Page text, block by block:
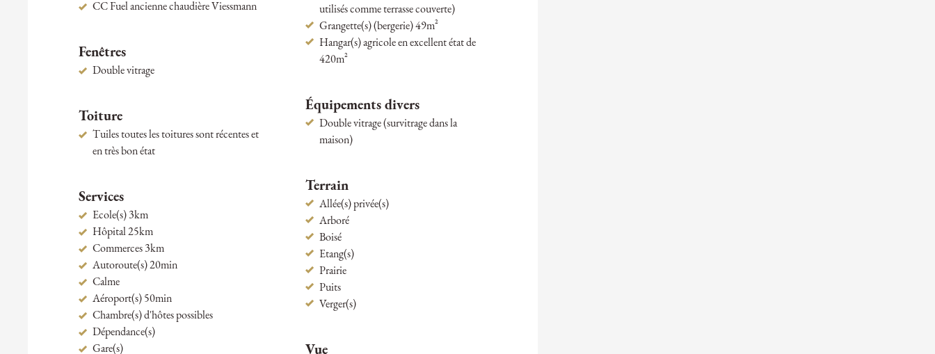
CC Fuel ancienne chaudière Viessmann
Fenêtres
Double vitrage
Toiture
Tuiles toutes les toitures sont récentes et
en très bon état
Services
Ecole(s) 3km
Hôpital 25km
Commerces 3km
Autoroute(s) 20min
Calme
Aéroport(s) 50min
Chambre(s) d'hôtes possibles
Dépendance(s)
Gare(s)
utilisés comme terrasse couverte)
Grangette(s) (bergerie) 49m²
Hangar(s) agricole en excellent état de
420m²
Équipements divers
Double vitrage (survitrage dans la
maison)
Terrain
Allée(s) privée(s)
Arboré
Boisé
Etang(s)
Prairie
Puits
Verger(s)
Vue